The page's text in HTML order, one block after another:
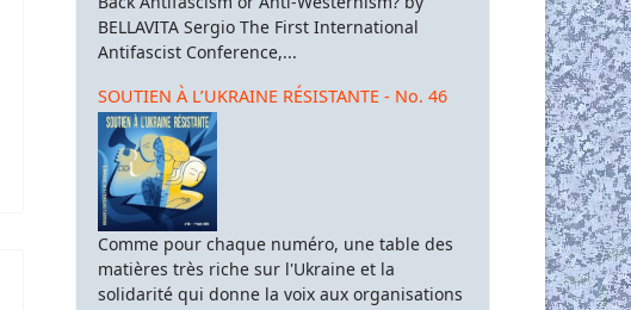
BELLAVITA Sergio The First International
Antifascist Conference,...
SOUTIEN À L’UKRAINE RÉSISTANTE - No. 46
Comme pour chaque numéro, une table des
matières très riche sur l'Ukraine et la
solidarité qui donne la voix aux organisations